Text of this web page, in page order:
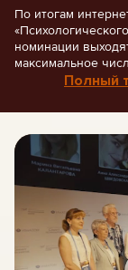
По итогам
номинации
максимальное
Полный